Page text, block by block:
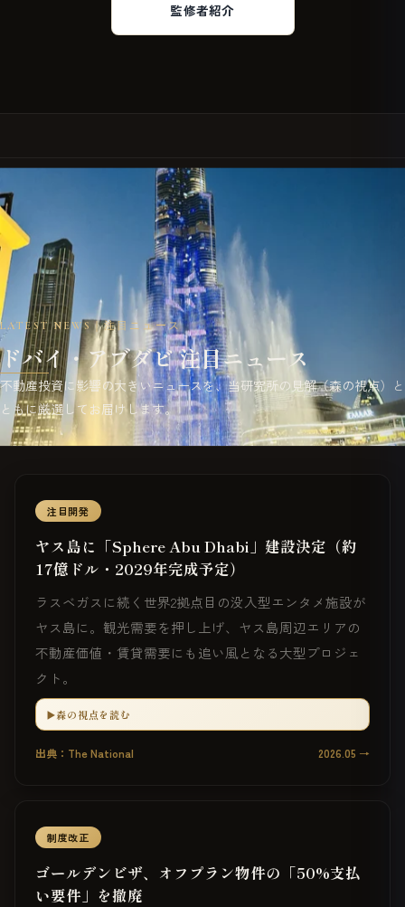
監修者紹介
LATEST NEWS｜注目ニュース
ドバイ・アブダビ 注目ニュース
不動産投資に影響の大きいニュースを、当研究所の見解（森の視点）と
ともに厳選してお届けします。
注目開発
ヤス島に「Sphere Abu Dhabi」建設決定（約
17億ドル・2029年完成予定）
ラスベガスに続く世界2拠点目の没入型エンタメ施設が
ヤス島に。観光需要を押し上げ、ヤス島周辺エリアの
不動産価値・賃貸需要にも追い風となる大型プロジェ
クト。
▶️森の視点を読む
出典：The National 2026.05 →
制度改正
ゴールデンビザ、オフプラン物件の「50%支払
い要件」を撤廃